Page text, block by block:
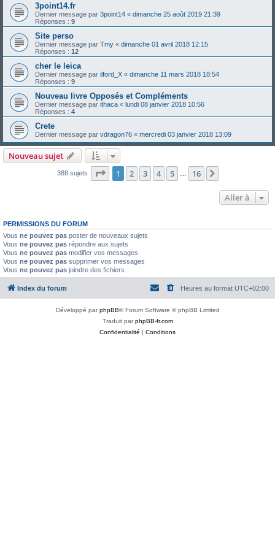
3point14.fr
Dernier message par 3point14 « dimanche 25 août 2019 21:39
Réponses : 9
Site perso
Dernier message par Tmy « dimanche 01 avril 2018 12:15
Réponses : 12
cher le leica
Dernier message par ilford_X « dimanche 11 mars 2018 18:54
Réponses : 9
Nouveau livre Opposés et Compléments
Dernier message par ithaca « lundi 08 janvier 2018 10:56
Réponses : 4
Crete
Dernier message par vdragon76 « mercredi 03 janvier 2018 13:09
Nouveau sujet
388 sujets Page 1sur16
1 2 3 4 5 16
Aller à
PERMISSIONS DU FORUM
Vous ne pouvez pas poster de nouveaux sujets
Vous ne pouvez pas répondre aux sujets
Vous ne pouvez pas modifier vos messages
Vous ne pouvez pas supprimer vos messages
Vous ne pouvez pas joindre des fichiers
Index du forum Heures au format UTC+02:00
Développé parphpBB® Forum Software © phpBB Limited
Traduit parphpBB-fr.com
Confidentialité | Conditions